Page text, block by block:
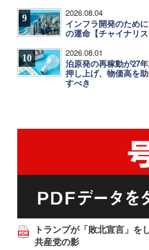
9 2026.08.04
インフラ開発のため
の運命【チャイナリス
10 2026.08.01
泊原発の再稼動が27
押し上げ、物価高を
すべき
トランプが「敗北宣言」を
共産党の影